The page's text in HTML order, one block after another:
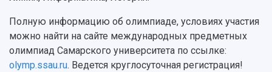
3D-тур по университету
Музеи
Учебный аэродром
Центр истории авиационных двигателей
Ботанический сад
Отчеты о проведенных конференциях
Полную информацию об олимпиаде, условиях участия
можно найти на сайте международных предметных
олимпиад Самарского университета по ссылке:
olymp.ssau.ru. Ведется круглосуточная регистрация!